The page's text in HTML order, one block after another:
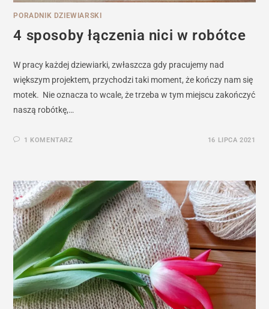
PORADNIK DZIEWIARSKI
4 sposoby łączenia nici w robótce
W pracy każdej dziewiarki, zwłaszcza gdy pracujemy nad
większym projektem, przychodzi taki moment, że kończy nam się
motek. Nie oznacza to wcale, że trzeba w tym miejscu zakończyć
naszą robótkę,…
1 KOMENTARZ 16 LIPCA 2021